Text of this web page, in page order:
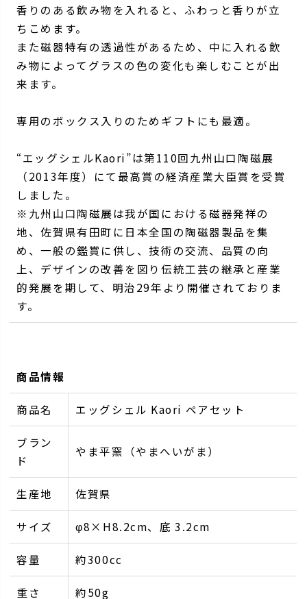
香りのある飲み物を入れると、ふわっと香りが立
ちこめます。
また磁器特有の透過性があるため、中に入れる飲
み物によってグラスの色の変化も楽しむことが出
来ます。
専用のボックス入りのためギフトにも最適。
“エッグシェルKaori”は第110回九州山口陶磁展
（2013年度）にて最高賞の経済産業大臣賞を受賞
しました。
※九州山口陶磁展は我が国における磁器発祥の
地、佐賀県有田町に日本全国の陶磁器製品を集
め、一般の鑑賞に供し、技術の交流、品質の向
上、デザインの改善を図り伝統工芸の継承と産業
的発展を期して、明治29年より開催されておりま
す。
商品情報
商品名 エッグシェル Kaori ペアセット
ブラン
ド
やま平窯（やまへいがま）
生産地 佐賀県
サイズ φ8×H8.2cm、底 3.2cm
容量 約300cc
重さ 約50g